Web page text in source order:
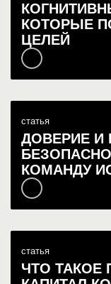
КОТОРЫЕ
ЦЕЛЕЙ
статья
ДОВЕРИЕ И
КОМАНДУ
статья
ЧТО ТАКОЕ